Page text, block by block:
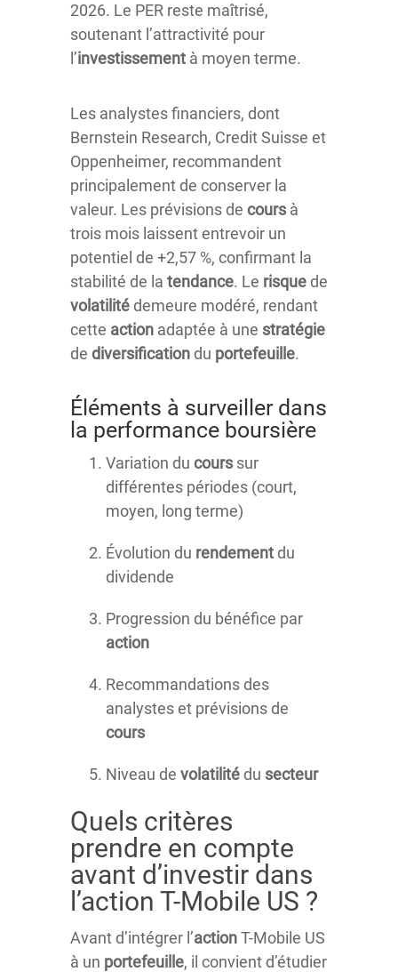
2026. Le PER reste maîtrisé,
soutenant l’attractivité pour
l’investissement à moyen terme.
Les analystes financiers, dont
Bernstein Research, Credit Suisse et
Oppenheimer, recommandent
principalement de conserver la
valeur. Les prévisions de cours à
trois mois laissent entrevoir un
potentiel de +2,57 %, confirmant la
stabilité de la tendance. Le risque de
volatilité demeure modéré, rendant
cette action adaptée à une stratégie
de diversification du portefeuille.
Éléments à surveiller dans
la performance boursière
Variation du cours sur
différentes périodes (court,
moyen, long terme)
Évolution du rendement du
dividende
Progression du bénéfice par
action
Recommandations des
analystes et prévisions de
cours
Niveau de volatilité du secteur
Quels critères
prendre en compte
avant d’investir dans
l’action T-Mobile US ?
Avant d’intégrer l’actionT-Mobile US
à un portefeuille, il convient d’étudier